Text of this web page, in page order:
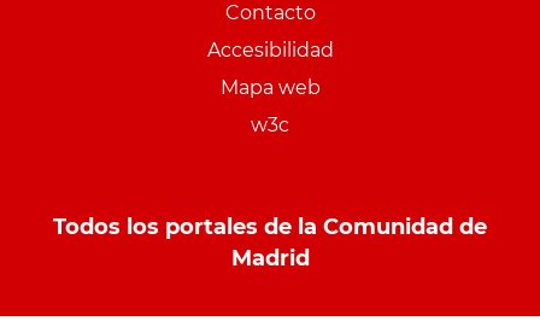
Contacto
Accesibilidad
Mapa web
w3c
Todos los portales de la Comunidad de
Madrid